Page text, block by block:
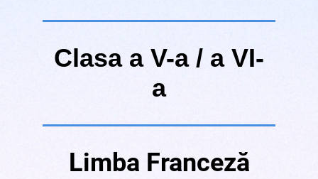
Clasa a V-a / a VI-
a
Limba Franceză